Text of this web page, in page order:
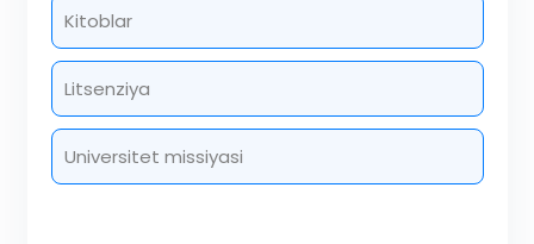
Kitoblar
Litsenziya
Universitet missiyasi